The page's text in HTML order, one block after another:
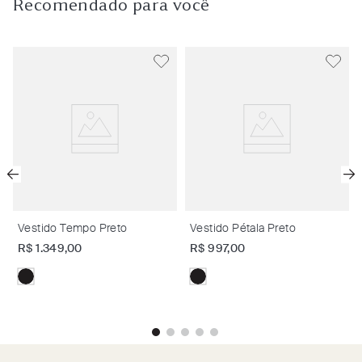
Recomendado para você
Vestido Tempo Preto
R$ 1 .349,00
Vestido Pétala Preto
R$ 997,00